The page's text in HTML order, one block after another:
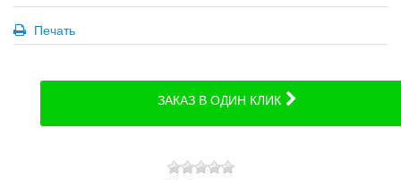
Печать
ЗАКАЗ В ОДИН КЛИК